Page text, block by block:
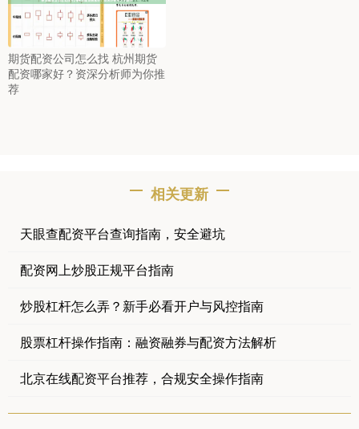
期货配资公司怎么找 杭州期货
配资哪家好？资深分析师为你推
荐
相关更新
天眼查配资平台查询指南，安全避坑
配资网上炒股正规平台指南
炒股杠杆怎么弄？新手必看开户与风控指南
股票杠杆操作指南：融资融券与配资方法解析
北京在线配资平台推荐，合规安全操作指南